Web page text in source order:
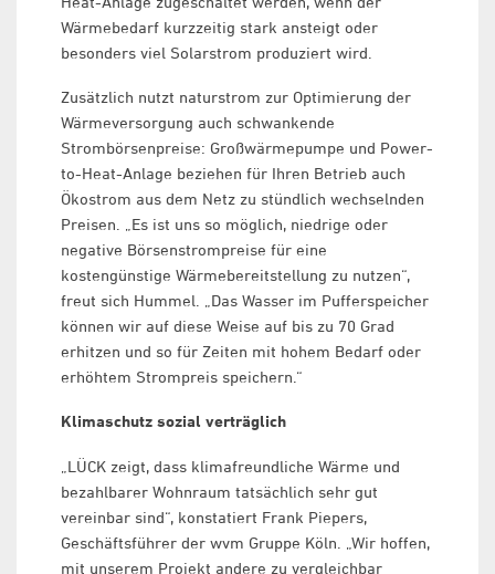
Wärmebedarf kurzzeitig stark ansteigt oder
besonders viel Solarstrom produziert wird.
Zusätzlich nutzt naturstrom zur Optimierung der
Wärmeversorgung auch schwankende
Strombörsenpreise: Großwärmepumpe und Power-
to-Heat-Anlage beziehen für Ihren Betrieb auch
Ökostrom aus dem Netz zu stündlich wechselnden
Preisen. „Es ist uns so möglich, niedrige oder
negative Börsenstrompreise für eine
kostengünstige Wärmebereitstellung zu nutzen“,
freut sich Hummel. „Das Wasser im Pufferspeicher
können wir auf diese Weise auf bis zu 70 Grad
erhitzen und so für Zeiten mit hohem Bedarf oder
erhöhtem Strompreis speichern.“
Klimaschutz sozial verträglich
„LÜCK zeigt, dass klimafreundliche Wärme und
bezahlbarer Wohnraum tatsächlich sehr gut
vereinbar sind“, konstatiert Frank Piepers,
Geschäftsführer der wvm Gruppe Köln. „Wir hoffen,
mit unserem Projekt andere zu vergleichbar